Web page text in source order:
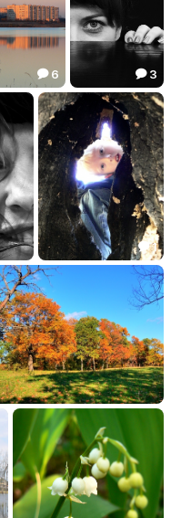
 6
#4
5.16
 3
Там темно!
 1
Люблю я пышное природы увяданье